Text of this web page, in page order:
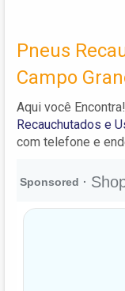
Pneus
Campo
Aqui você
Recauchutados e
com telefone e